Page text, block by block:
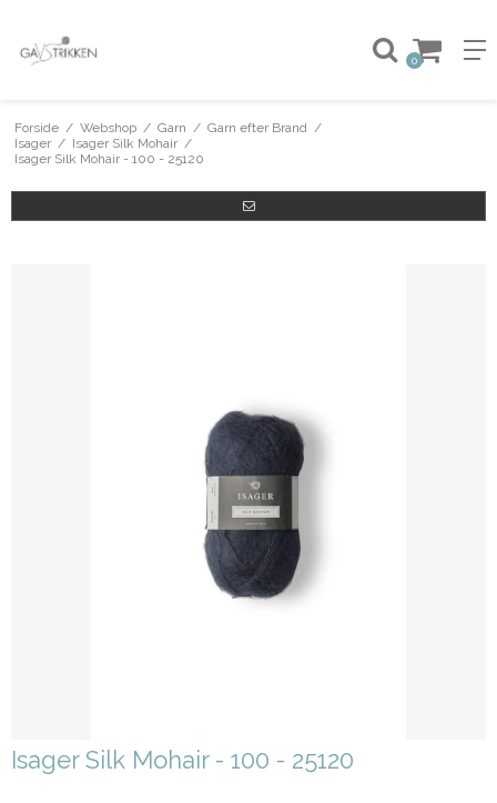
0
Forside / Webshop / Garn / Garn efter Brand /
Isager / Isager Silk Mohair /
Isager Silk Mohair - 100 - 25120
Isager Silk Mohair - 100 - 25120